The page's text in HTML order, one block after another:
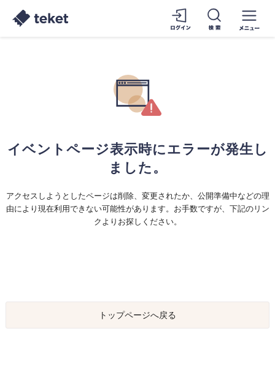
イベントページ表示時にエラーが発生し
ました。
アクセスしようとしたページは削除、変更されたか、公開準備中などの理
由により現在利用できない可能性があります。お手数ですが、下記のリン
クよりお探しください。
トップページへ戻る